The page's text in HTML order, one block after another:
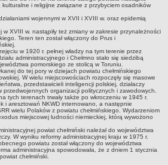
i Gospodarki Nieruchomościami
i religijne związane z przybyciem osadników
wojennymi w XVII i XVIII w. oraz epidemią
XVIII w. nastąpiły też zmiany w zakresie przynależności
Teren ten został włączony do Prus i
w 1920 r. pełnej władzy na tym terenie przez
administracyjnego i Chełmno stało się siedzibą
pomorskiego ze stolicą w Toruniu.
do tej pory w dziejach powiatu chełmińskiego
W wielu miejscowościach rozpoczęły się masowe
przedstawicieli inteligencji polskiej, działaczy
przedwojennych organizacji politycznych i zawodowych.
tych terenach trwały także po wkroczeniu w 1945 r.
i aresztowań NKWD internowano, a następnie
wielu Polaków z powiatu chełmińskiego. Wydarzeniom
miejscowej ludności niemieckiej, którą wywożono
powiat chełmiński należał do województwa
W wyniku reformy administracyjnej kraju w 1975 r.
powiatu został włączony do województwa
administracyjna spowodowała, że z dniem 1 stycznia
chełmiński.